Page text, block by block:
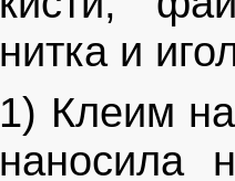
нитка и
1) Клеим
наносила